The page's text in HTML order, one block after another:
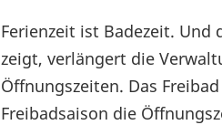
Ferienzeit ist Badezeit. Und
zeigt, verlängert die
Öffnungszeiten. Das
Freibadsaison die